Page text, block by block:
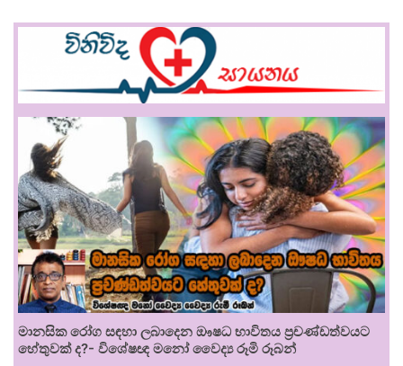
මානසික රෝග සඳහා ලබාදෙන ඖෂධ භාවිතය ප්‍රචණ්ඩත්වයට
හේතුවක් ද?- විශේෂඥ මනෝ වෛද්‍ය රූමි රූබන්